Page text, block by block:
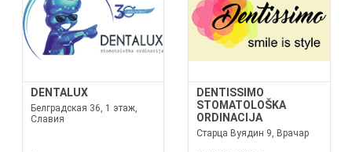
DENTALUX
Белградская 36, 1 этаж,
Славия
DENTISSIMO
STOMATOLOŠKA
ORDINACIJA
Старца Вуядин 9, Врачар